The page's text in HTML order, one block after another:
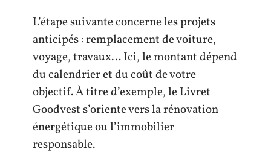
L’étape suivante concerne les projets
anticipés : remplacement de voiture,
voyage, travaux… Ici, le montant dépend
du calendrier et du coût de votre
objectif. À titre d’exemple, le Livret
Goodvest s’oriente vers la rénovation
énergétique ou l’immobilier
responsable.